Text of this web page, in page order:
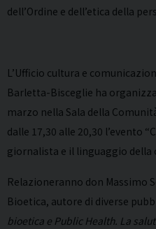
dell’Ordine e dell’etica della
L’Ufficio cultura e
Barletta-Bisceglie ha
marzo nella Sala della
dalle 17,30 alle 20,30 l’evento
giornalista e il linguaggio della
Relazioneranno don Massimo
Bioetica, autore di diverse
bioetica e Public Health. La